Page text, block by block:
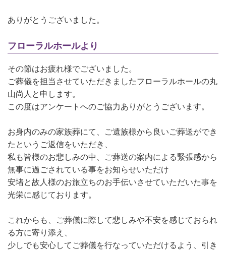
ありがとうございました。
フローラルホールより
その節はお疲れ様でございました。
ご葬儀を担当させていただきましたフローラルホールの丸
山尚人と申します。
この度はアンケートへのご協力ありがとうございます。
お身内のみの家族葬にて、ご遺族様から良いご葬送ができ
たというご返信をいただき、
私も皆様のお悲しみの中、ご葬送の案内による緊張感から
無事に過ごされている事をお知らせいただけ
安堵と故人様のお旅立ちのお手伝いさせていただいた事を
光栄に感じております。
これからも、ご葬儀に際して悲しみや不安を感じておられ
る方に寄り添え、
少しでも安心してご葬儀を行なっていただけるよう、引き